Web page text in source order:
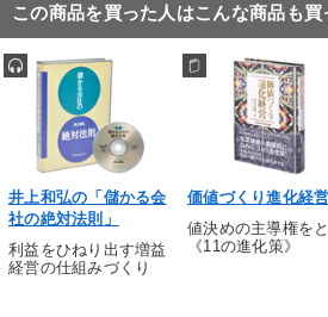
この商品を買った人はこんな商品も買
井上和弘の「儲かる会
社の絶対法則」
利益をひねり出す増益
経営の仕組みづくり
価値づくり進化経営
値決めの主導権を
《11の進化策》